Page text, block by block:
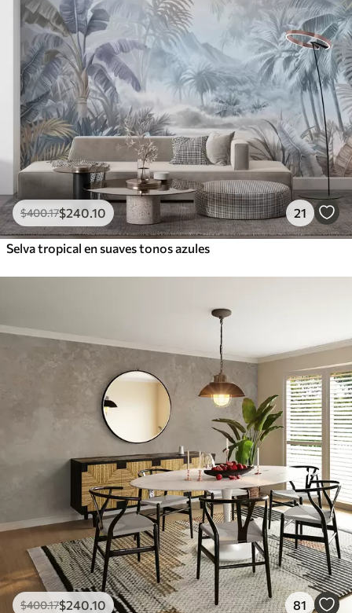
$400.17$240 .10 21
Selva tropical en suaves tonos azules
$400.17$240 .10 81